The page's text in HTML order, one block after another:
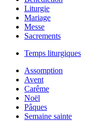
Liturgie
Mariage
Messe
Sacrements
Temps liturgiques
Assomption
Avent
Carême
Noël
Pâques
Semaine sainte